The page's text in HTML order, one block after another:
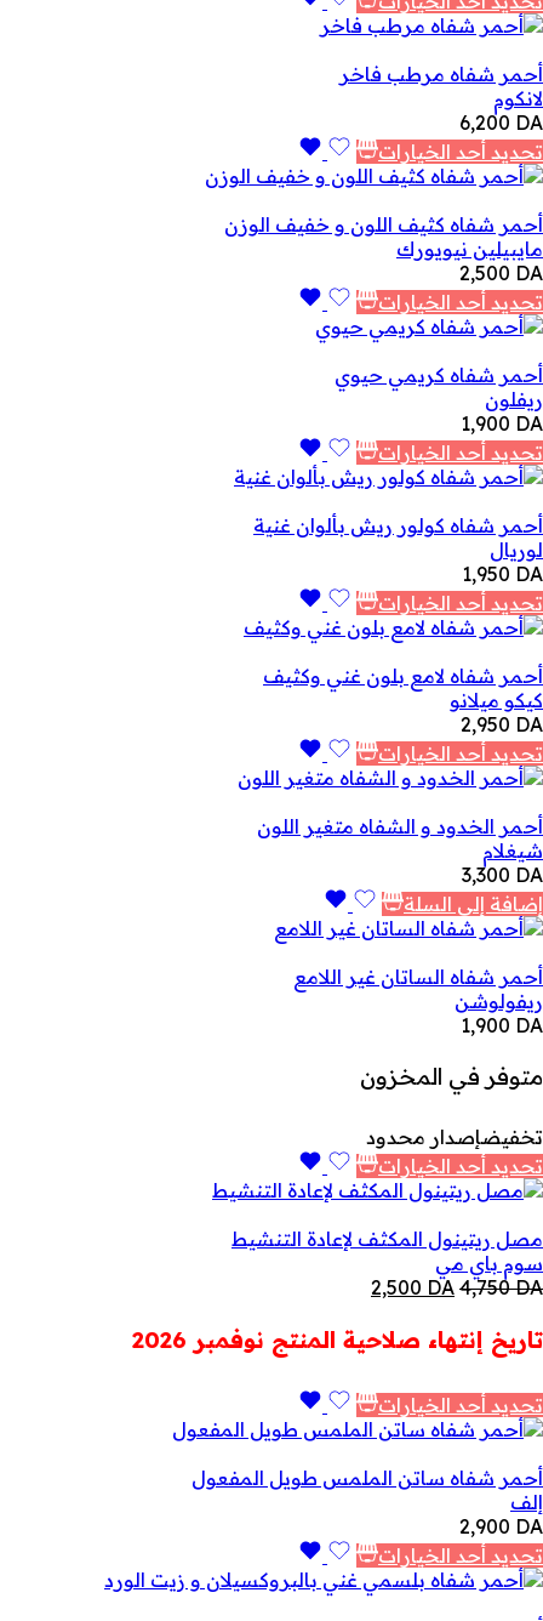
أحمر شفاه مرطب فاخر
لانكوم
6,200 DA
تحديد أحد الخيارات
أحمر شفاه كثيف اللون و خفيف الوزن
مايبيلين نيويورك
2,500 DA
تحديد أحد الخيارات
أحمر شفاه كريمي حيوي
ريفلون
1,900 DA
تحديد أحد الخيارات
أحمر شفاه كولور ريش بألوان غنية
لوريال
1,950 DA
تحديد أحد الخيارات
أحمر شفاه لامع بلون غني وكثيف
كيكو ميلانو
2,950 DA
تحديد أحد الخيارات
أحمر الخدود و الشفاه متغير اللون
شيغلام
3,300 DA
إضافة إلى السلة
أحمر شفاه الساتان غير اللامع
ريفولوشن
1,900 DA
متوفر في المخزون
تخفيضإصدار محدود
تحديد أحد الخيارات
مصل ريتينول المكثف لإعادة التنشيط
سوم باي مي
4,750DA
السعر
هو:
4,750 DA.
2,500 DA
السعر
هو:
2,500 DA.
تاريخ إنتهاء صلاحية المنتج نوفمبر 2026
تحديد أحد الخيارات
أحمر شفاه ساتن الملمس طويل المفعول
إلف
2,900 DA
تحديد أحد الخيارات